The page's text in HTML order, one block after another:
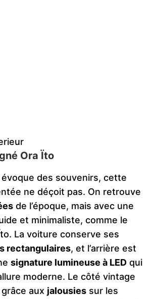
Ora Ïto
des souvenirs, cette
ne déçoit pas. On retrouve
de l’époque, mais avec une
et minimaliste, comme le
La voiture conserve ses
rectangulaires, et l’arrière est
signature lumineuse à LED qui
moderne. Le côté vintage
aux jalousies sur les